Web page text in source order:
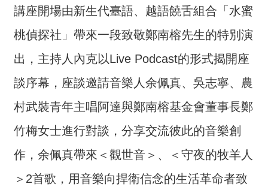
網
導
民
信
雙
詞
講座開場由新生代臺語、越語饒舌組合「水蜜
桃偵探社」帶來一段致敬鄭南榕先生的特別演
出，主持人內克以Live Podcast的形式揭開座
談序幕，座談邀請音樂人余佩真、吳志寧、農
村武裝青年主唱阿達與鄭南榕基金會董事長鄭
竹梅女士進行對談，分享交流彼此的音樂創
作，余佩真帶來＜觀世音＞、＜守夜的牧羊人
＞2首歌，用音樂向捍衛信念的生活革命者致